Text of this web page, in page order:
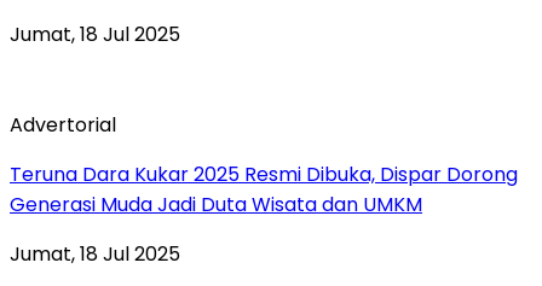
Jumat, 18 Jul 2025
Advertorial
Teruna Dara Kukar 2025 Resmi Dibuka, Dispar Dorong
Generasi Muda Jadi Duta Wisata dan UMKM
Jumat, 18 Jul 2025